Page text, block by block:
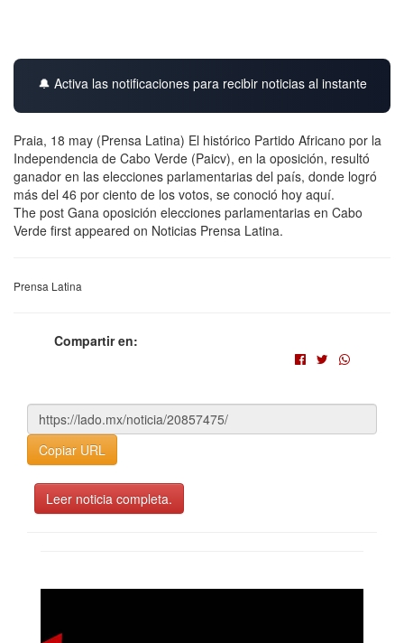
🔔 Activa las notificaciones para recibir noticias al instante
Praia, 18 may (Prensa Latina) El histórico Partido Africano por la
Independencia de Cabo Verde (Paicv), en la oposición, resultó
ganador en las elecciones parlamentarias del país, donde logró
más del 46 por ciento de los votos, se conoció hoy aquí.
The post Gana oposición elecciones parlamentarias en Cabo
Verde first appeared on Noticias Prensa Latina.
Prensa Latina
Compartir en:
Copiar URL
Leer noticia completa.